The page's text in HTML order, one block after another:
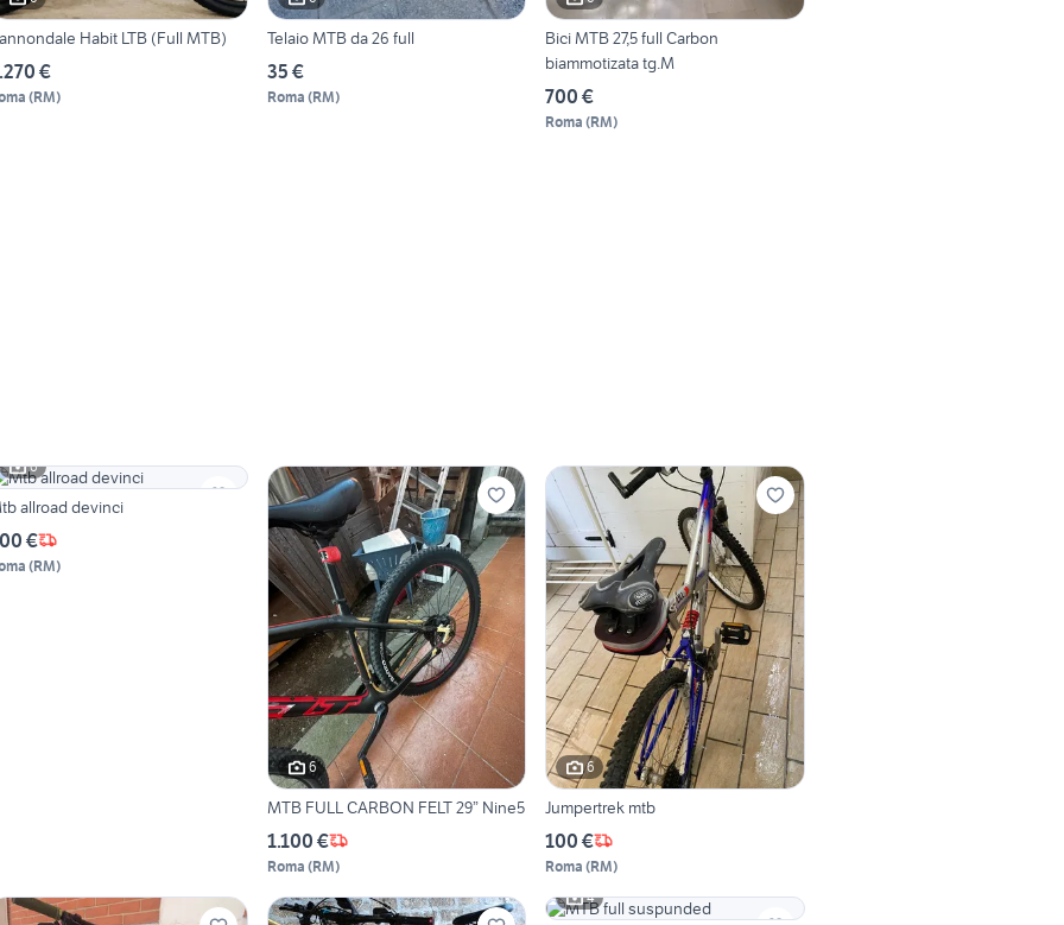
Habit LTB (Full MTB)
€
(RM)
Telaio MTB da 26 full
35 €
Roma (RM)
Bici MTB 27,5 full Carbon
biammotizata tg.M
700 €
Roma (RM)
6
allroad devinci
€
(RM)
6
MTB FULL CARBON FELT 29” Nine5
1.100 €
Roma (RM)
6
Jumpertrek mtb
100 €
Roma (RM)
4